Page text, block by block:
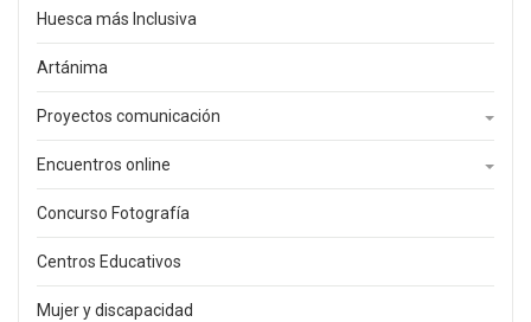
Huesca más Inclusiva
Artánima
Proyectos comunicación
Encuentros online
Concurso Fotografía
Centros Educativos
Mujer y discapacidad